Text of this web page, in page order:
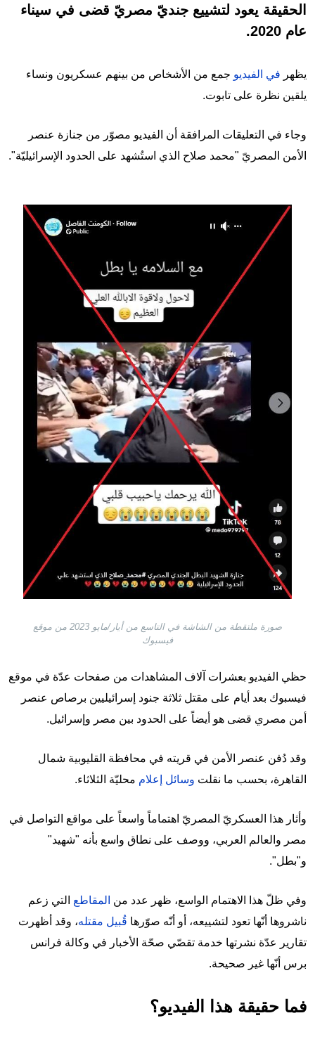
الحقيقة يعود لتشييع جنديّ مصريّ قضى في سيناء
عام 2020.
يظهر في الفيديو جمع من الأشخاص من بينهم عسكريون ونساء
يلقين نظرة على تابوت.
وجاء في التعليقات المرافقة أن الفيديو مصوّر من جنازة عنصر
الأمن المصريّ "محمد صلاح الذي استُشهد على الحدود الإسرائيليّة".
Image
صورة ملتقطة من الشاشة في التاسع من أيار/مايو 2023 من موقع
فيسبوك
حظي الفيديو بعشرات آلاف المشاهدات من صفحات عدّة في موقع
فيسبوك بعد أيام على مقتل ثلاثة جنود إسرائيليين برصاص عنصر
أمن مصري قضى هو أيضاً على الحدود بين مصر وإسرائيل.
وقد دُفن عنصر الأمن في قريته في محافظة القليوبية شمال
القاهرة، بحسب ما نقلت وسائل إعلام محليّة الثلاثاء.
وأثار هذا العسكريّ المصريّ اهتماماً واسعاً على مواقع التواصل في
مصر والعالم العربي، ووصف على نطاق واسع بأنه "شهيد"
و"بطل".
وفي ظلّ هذا الاهتمام الواسع، ظهر عدد من المقاطع التي زعم
ناشروها أنّها تعود لتشييعه، أو أنّه صوّرها قُبيل مقتله، وقد أظهرت
تقارير عدّة نشرتها خدمة تقصّي صحّة الأخبار في وكالة فرانس
برس أنّها غير صحيحة.
فما حقيقة هذا الفيديو؟